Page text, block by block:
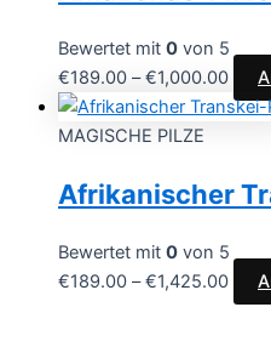
Bewertet mit 0 von 5
€189.00 –€1,000.00
MAGISCHE PILZE
Afrikanischer
Bewertet mit 0 von 5
€189.00 –€1,425.00